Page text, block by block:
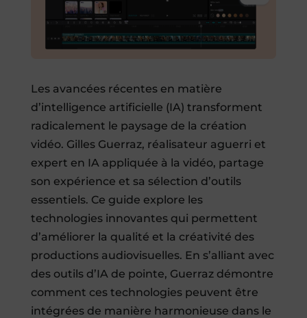
Les avancées récentes en matière
d’intelligence artificielle (IA) transforment
radicalement le paysage de la création
vidéo. Gilles Guerraz, réalisateur aguerri et
expert en IA appliquée à la vidéo, partage
son expérience et sa sélection d’outils
essentiels. Ce guide explore les
technologies innovantes qui permettent
d’améliorer la qualité et la créativité des
productions audiovisuelles. En s’alliant avec
des outils d’IA de pointe, Guerraz démontre
comment ces technologies peuvent être
intégrées de manière harmonieuse dans le